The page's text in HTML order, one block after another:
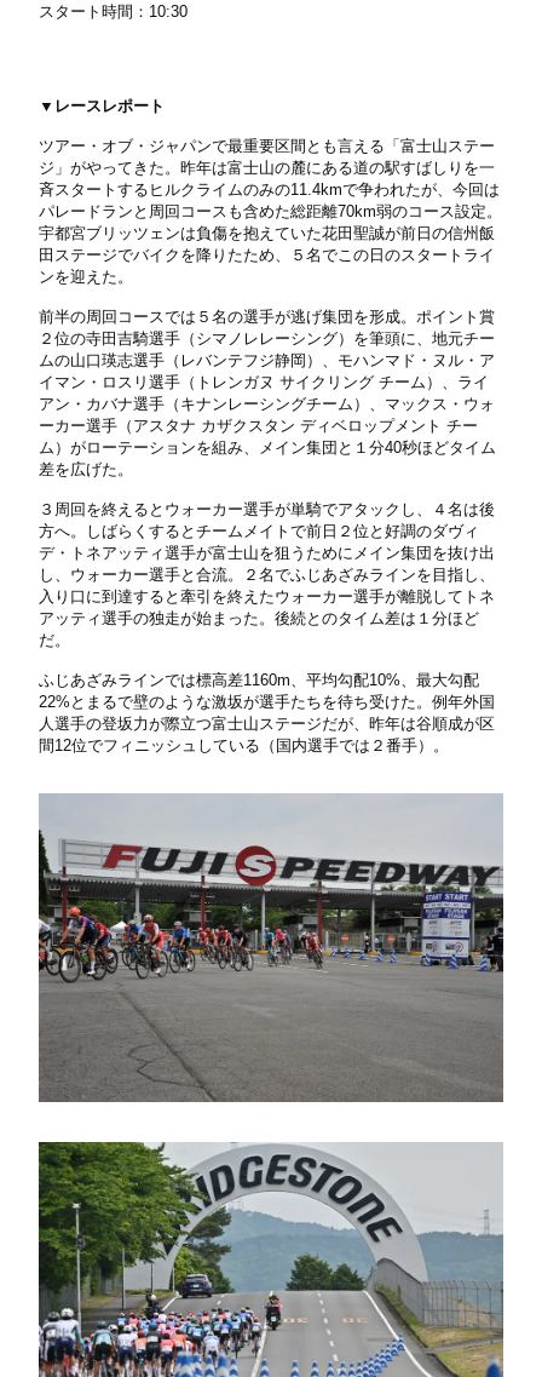
スタート時間：10:30
▼レースレポート
ツアー・オブ・ジャパンで最重要区間とも言える「富士山ステー
ジ」がやってきた。昨年は富士山の麓にある道の駅すばしりを一
斉スタートするヒルクライムのみの11.4kmで争われたが、今回は
パレードランと周回コースも含めた総距離70km弱のコース設定。
宇都宮ブリッツェンは負傷を抱えていた花田聖誠が前日の信州飯
田ステージでバイクを降りたため、５名でこの日のスタートライ
ンを迎えた。
前半の周回コースでは５名の選手が逃げ集団を形成。ポイント賞
２位の寺田吉騎選手（シマノレレーシング）を筆頭に、地元チー
ムの山口瑛志選手（レバンテフジ静岡）、モハンマド・ヌル・ア
イマン・ロスリ選手（トレンガヌ サイクリング チーム）、ライ
アン・カバナ選手（キナンレーシングチーム）、マックス・ウォ
ーカー選手（アスタナ カザクスタン ディベロップメント チー
ム）がローテーションを組み、メイン集団と１分40秒ほどタイム
差を広げた。
３周回を終えるとウォーカー選手が単騎でアタックし、４名は後
方へ。しばらくするとチームメイトで前日２位と好調のダヴィ
デ・トネアッティ選手が富士山を狙うためにメイン集団を抜け出
し、ウォーカー選手と合流。２名でふじあざみラインを目指し、
入り口に到達すると牽引を終えたウォーカー選手が離脱してトネ
アッティ選手の独走が始まった。後続とのタイム差は１分ほど
だ。
ふじあざみラインでは標高差1160m、平均勾配10%、最大勾配
22%とまるで壁のような激坂が選手たちを待ち受けた。例年外国
人選手の登坂力が際立つ富士山ステージだが、昨年は谷順成が区
間12位でフィニッシュしている（国内選手では２番手）。